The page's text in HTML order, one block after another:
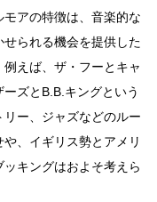
アの特徴は、音楽的な
られる機会を提供した
えば、ザ・フーとキャ
ズとB.B.キングという
ー、ジャズなどのルー
、イギリス勢とアメリ
キングはおよそ考えら